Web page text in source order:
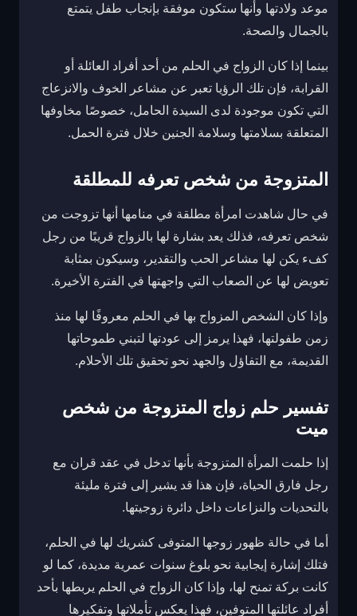
موعد ولادتها وأنها ستكون موفقة بإنجاب طفل يتمتع
بالجمال والصحة.
بينما إذا كان الزواج في الحلم من أحد أفراد العائلة أو
القرابة، فإن تلك الرؤيا تعبر عن مشاعر الخوف والانزعاج
التي تكون موجودة لدى السيدة الحامل، خصوصًا مخاوفها
المتعلقة بسلامتها وسلامة الجنين خلال فترة الحمل.
المتزوجة من شخص تعرفه للمطلقة
في حال شاهدت امرأة مطلقة في منامها أنها تزوجت من
شخص تعرفه، فذلك يعد بشارة لها بالزواج قريبًا من رجل
كفء يكن لها مشاعر الحب والتقدير، وسيكون بمثابة
تعويض لها عن الصعاب التي واجهتها في الفترة الأخيرة.
وإذا كان الشخص المزواج بها في الحلم معروفًا لها منذ
زمن طفولتها، فهذا يرمز إلى عودتها لتبني طموحاتها
القديمة، مع التفاؤل والجهد نحو تحقيق تلك الأحلام.
تفسير حلم زواج المتزوجة من شخص
ميت
إذا حلمت المرأة المتزوجة بأنها تدخل في عقد قران مع
رجل فارق الحياة، فإن هذا قد يشير إلى فترة مليئة
بالتحديات والنزاعات داخل دائرة زوجيتها.
أما في حالة ظهور زوجها المتوفى كشريك لها في الحلم،
فتلك إشارة إيجابية نحو بلوغ سنوات عمرية مديدة، كما لو
كانت بركة تمنح لها، وإذا كان الزواج في الحلم يربطها بأحد
أفراد عائلتها المتوفين، فهذا يعكس تأملاتها وتفكيرها